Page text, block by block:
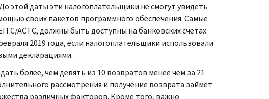
этой даты эти налогоплательщики не смогут увидеть
своих пакетов программного обеспечения. Самые
ACTC, должны быть доступны на банковских счетах
2019 года, если налогоплательщики использовали
декларациями.
более, чем девять из 10 возвратов менее чем за 21
рассмотрения и получение возврата займет
различных факторов. Кроме того, важно